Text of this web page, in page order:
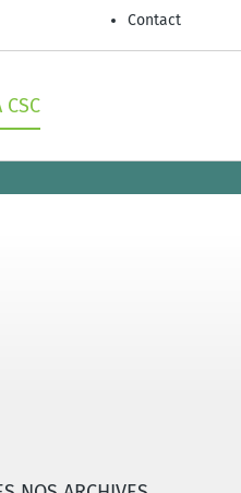
Contact
CSC